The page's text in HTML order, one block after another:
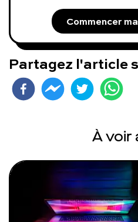
Commencer
Partagez l'article
À voir